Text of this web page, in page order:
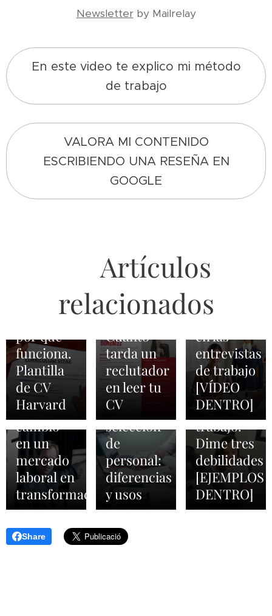
Newsletterby Mailrelay
En este video te explico mi método
de trabajo
VALORA MI CONTENIDO
ESCRIBIENDO UNA RESEÑA EN
GOOGLE
Artículos
relacionados
Harvard:
qué es y
por qué
funciona.
Plantilla
de CV
Harvard
fijan los
reclutadores
curriculum
vitae.
Cuánto
tarda un
reclutador
en leer tu
CV
2026-04-01
entrevista
trabajo.
Convencer
en las
entrevistas
de trabajo
[VÍDEO
DENTRO]
2026-03-01
Orientadores
laborales:
agentes
de
cambio
en un
mercado
laboral en
transformación
ATS, TAS
y TRM en
los
procesos
de
selección
de
personal:
diferencias
y usos
responder
pregunta
son tus
debilidades
en una
entrevista
de
trabajo.
Dime tres
debilidades
[EJEMPLOS
DENTRO]
Share